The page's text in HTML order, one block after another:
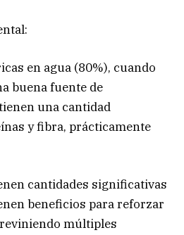
en agua (80%), cuando
buena fuente de
una cantidad
y fibra, prácticamente
cantidades significativas
beneficios para reforzar
múltiples